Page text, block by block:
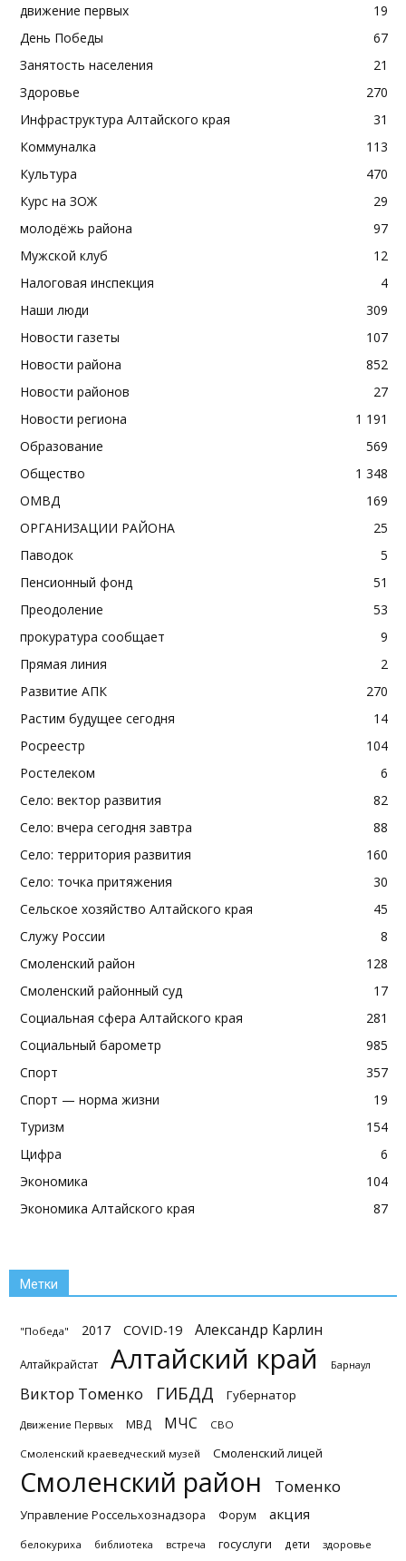
движение первых
19
День Победы
67
Занятость населения
21
Здоровье
270
Инфраструктура Алтайского края
31
Коммуналка
113
Культура
470
Курс на ЗОЖ
29
молодёжь района
97
Мужской клуб
12
Налоговая инспекция
4
Наши люди
309
Новости газеты
107
Новости района
852
Новости районов
27
Новости региона
1 191
Образование
569
Общество
1 348
ОМВД
169
ОРГАНИЗАЦИИ РАЙОНА
25
Паводок
5
Пенсионный фонд
51
Преодоление
53
прокуратура сообщает
9
Прямая линия
2
Развитие АПК
270
Растим будущее сегодня
14
Росреестр
104
Ростелеком
6
Село: вектор развития
82
Село: вчера сегодня завтра
88
Село: территория развития
160
Село: точка притяжения
30
Сельское хозяйство Алтайского края
45
Служу России
8
Смоленский район
128
Смоленский районный суд
17
Социальная сфера Алтайского края
281
Социальный барометр
985
Спорт
357
Спорт — норма жизни
19
Туризм
154
Цифра
6
Экономика
104
Экономика Алтайского края
87
Метки
"Победа" 2017 COVID-19 Александр Карлин
Алтайкрайстат Алтайский край Барнаул
Виктор Томенко ГИБДД Губернатор
Движение Первых МВД МЧС СВО
Смоленский краеведческий музей Смоленский лицей
Смоленский район Томенко
Управление Россельхознадзора Форум акция
белокуриха библиотека встреча госуслуги дети здоровье